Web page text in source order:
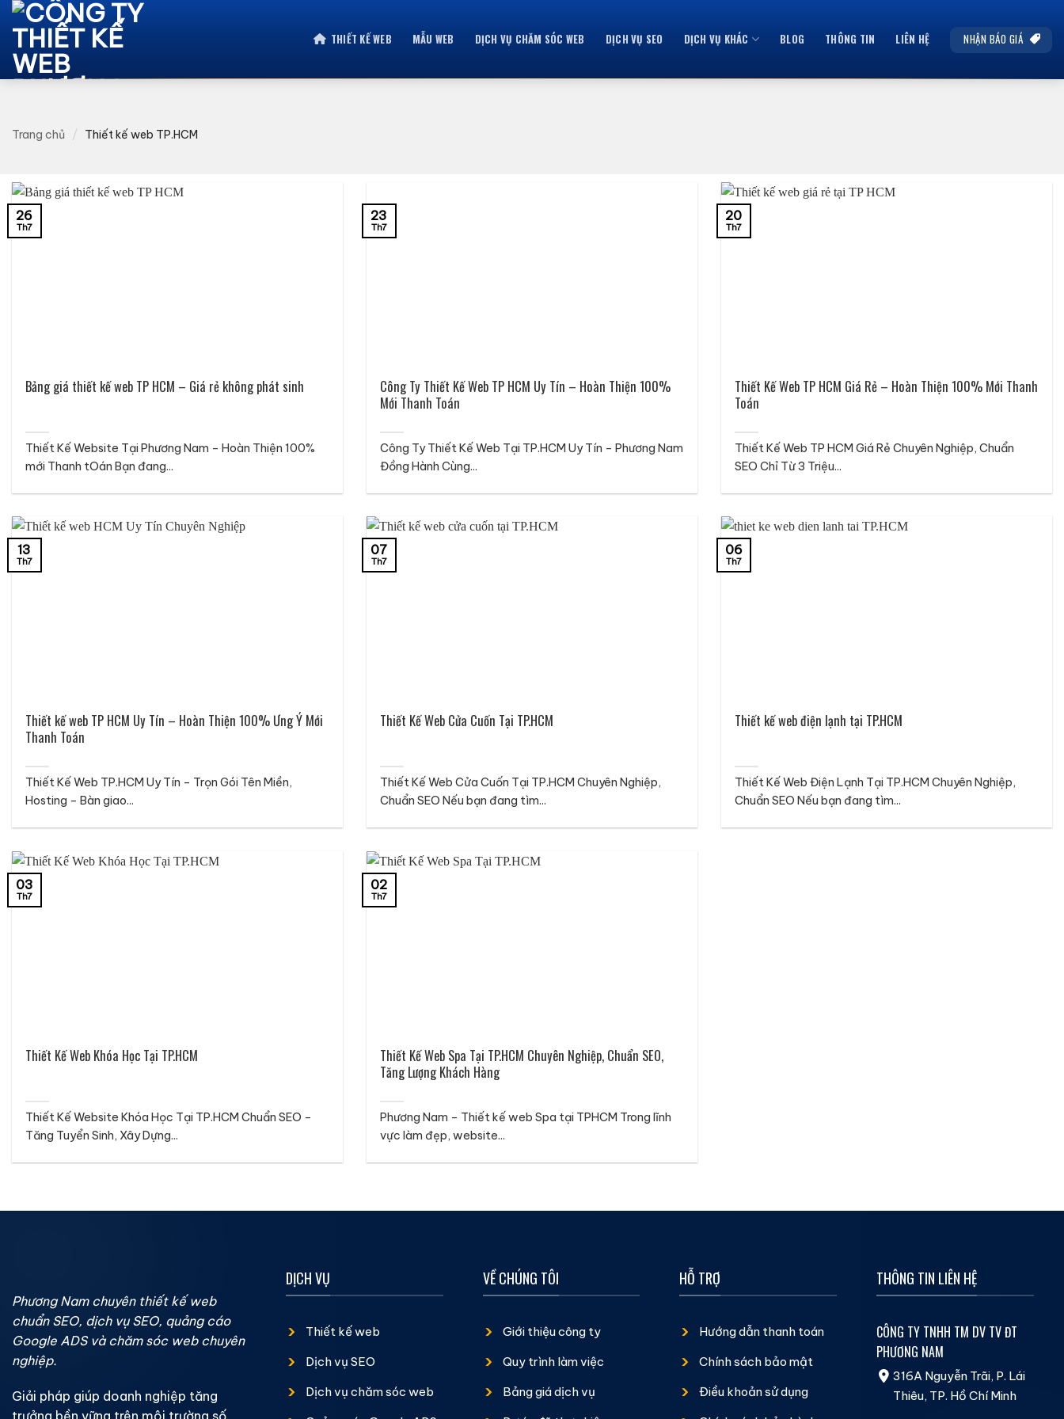
Bỏ
qua
dung
THIẾT KẾ WEB MẪU WEB DỊCH VỤ CHĂM SÓC WEB DỊCH VỤ SEO DỊCH VỤ KHÁC BLOG THÔNG TIN LIÊN HỆ NHẬN BÁO GIÁ
Trang chủ / Thiết kế web TP.HCM
Bảng giá thiết kế web TP HCM – Giá rẻ không phát sinh
Thiết Kế Website Tại Phương Nam – Hoàn Thiện 100%
mới Thanh tOán Bạn đang...
26
Th7
Công Ty Thiết Kế Web TP HCM Uy Tín – Hoàn Thiện 100%
Mới Thanh Toán
Công Ty Thiết Kế Web Tại TP.HCM Uy Tín – Phương Nam
Đồng Hành Cùng...
23
Th7
Thiết Kế Web TP HCM Giá Rẻ – Hoàn Thiện 100% Mới Thanh
Toán
Thiết Kế Web TP HCM Giá Rẻ Chuyên Nghiệp, Chuẩn
SEO Chỉ Từ 3 Triệu...
20
Th7
Thiết kế web TP HCM Uy Tín – Hoàn Thiện 100% Ưng Ý Mới
Thanh Toán
Thiết Kế Web TP.HCM Uy Tín – Trọn Gói Tên Miền,
Hosting – Bàn giao...
13
Th7
Thiết Kế Web Cửa Cuốn Tại TP.HCM
Thiết Kế Web Cửa Cuốn Tại TP.HCM Chuyên Nghiệp,
Chuẩn SEO Nếu bạn đang tìm...
07
Th7
Thiết kế web điện lạnh tại TP.HCM
Thiết Kế Web Điện Lạnh Tại TP.HCM Chuyên Nghiệp,
Chuẩn SEO Nếu bạn đang tìm...
06
Th7
Thiết Kế Web Khóa Học Tại TP.HCM
Thiết Kế Website Khóa Học Tại TP.HCM Chuẩn SEO –
Tăng Tuyển Sinh, Xây Dựng...
03
Th7
Thiết Kế Web Spa Tại TP.HCM Chuyên Nghiệp, Chuẩn SEO,
Tăng Lượng Khách Hàng
Phương Nam – Thiết kế web Spa tại TPHCM Trong lĩnh
vực làm đẹp, website...
02
Th7
Phương Nam chuyên thiết kế web
chuẩn SEO, dịch vụ SEO, quảng cáo
Google ADS và chăm sóc web chuyên
nghiệp.
Giải pháp giúp doanh nghiệp tăng
DỊCH VỤ
Thiết kế web
Dịch vụ SEO
Dịch vụ chăm sóc web
VỀ CHÚNG TÔI
Giới thiệu công ty
Quy trình làm việc
Bảng giá dịch vụ
HỖ TRỢ
Hướng dẫn thanh toán
Chính sách bảo mật
Điều khoản sử dụng
THÔNG TIN LIÊN HỆ
CÔNG TY TNHH TM DV TV ĐT
PHƯƠNG NAM
316A Nguyễn Trãi, P. Lái
Thiêu, TP. Hồ Chí Minh